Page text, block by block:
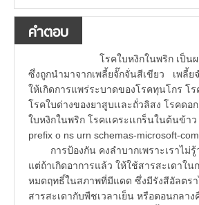
คำตอบ
โรคใบหงิกในพริก เป็นผลม
ซึ่งถูกนำมาจากเพลี้ยจั๊กจั่นสีเขียว เพลี้ย
ให้เกิดการแพร่ระบาดของโรคทุนโกร โ
โรคใบด่างของยาสูบเเละถั่วลิสง โรคดอ
ใบหงิกในพริก โรคเเคระเเกร็นในต้นข้า
prefix o ns urn schemas-
การป้องกัน คงลำบากเพราะเราไม่รู้ว่
แต่ถ้าเกิดอาการแล้ว ให้ใช้สารสะเดาใน
หมดฤทธิ์ในสภาพที่มีแดด ซึ่งมีรังสีอัลตรา
สารสะเดากับพืชเวลาเย็น หรือตอนกลาง